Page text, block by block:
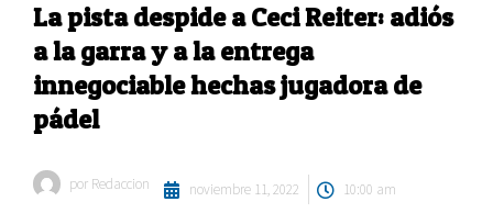
La pista despide a Ceci Reiter: adiós
a la garra y a la entrega
innegociable hechas jugadora de
pádel
por Redaccion noviembre 11, 2022 10:00 am